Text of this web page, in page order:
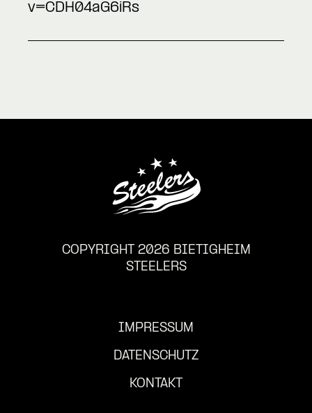
v=CDH04aG6iRs
COPYRIGHT 2026 BIETIGHEIM
STEELERS
IMPRESSUM
DATENSCHUTZ
KONTAKT